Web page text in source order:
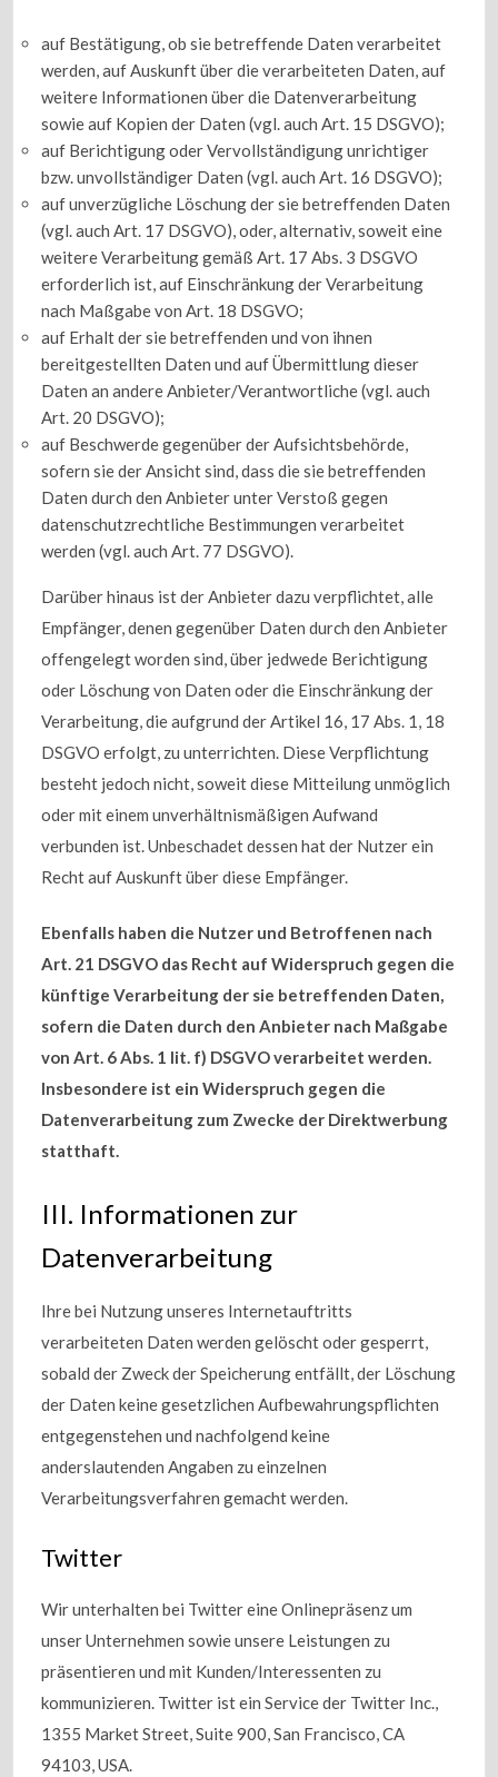
auf Bestätigung, ob sie betreffende Daten verarbeitet
werden, auf Auskunft über die verarbeiteten Daten, auf
weitere Informationen über die Datenverarbeitung
sowie auf Kopien der Daten (vgl. auch Art. 15 DSGVO);
auf Berichtigung oder Vervollständigung unrichtiger
bzw. unvollständiger Daten (vgl. auch Art. 16 DSGVO);
auf unverzügliche Löschung der sie betreffenden Daten
(vgl. auch Art. 17 DSGVO), oder, alternativ, soweit eine
weitere Verarbeitung gemäß Art. 17 Abs. 3 DSGVO
erforderlich ist, auf Einschränkung der Verarbeitung
nach Maßgabe von Art. 18 DSGVO;
auf Erhalt der sie betreffenden und von ihnen
bereitgestellten Daten und auf Übermittlung dieser
Daten an andere Anbieter/Verantwortliche (vgl. auch
Art. 20 DSGVO);
auf Beschwerde gegenüber der Aufsichtsbehörde,
sofern sie der Ansicht sind, dass die sie betreffenden
Daten durch den Anbieter unter Verstoß gegen
datenschutzrechtliche Bestimmungen verarbeitet
werden (vgl. auch Art. 77 DSGVO).
Darüber hinaus ist der Anbieter dazu verpflichtet, alle
Empfänger, denen gegenüber Daten durch den Anbieter
offengelegt worden sind, über jedwede Berichtigung
oder Löschung von Daten oder die Einschränkung der
Verarbeitung, die aufgrund der Artikel 16, 17 Abs. 1, 18
DSGVO erfolgt, zu unterrichten. Diese Verpflichtung
besteht jedoch nicht, soweit diese Mitteilung unmöglich
oder mit einem unverhältnismäßigen Aufwand
verbunden ist. Unbeschadet dessen hat der Nutzer ein
Recht auf Auskunft über diese Empfänger.
Ebenfalls haben die Nutzer und Betroffenen nach
Art. 21 DSGVO das Recht auf Widerspruch gegen die
künftige Verarbeitung der sie betreffenden Daten,
sofern die Daten durch den Anbieter nach Maßgabe
von Art. 6 Abs. 1 lit. f) DSGVO verarbeitet werden.
Insbesondere ist ein Widerspruch gegen die
Datenverarbeitung zum Zwecke der Direktwerbung
statthaft.
III. Informationen zur
Datenverarbeitung
Ihre bei Nutzung unseres Internetauftritts
verarbeiteten Daten werden gelöscht oder gesperrt,
sobald der Zweck der Speicherung entfällt, der Löschung
der Daten keine gesetzlichen Aufbewahrungspflichten
entgegenstehen und nachfolgend keine
anderslautenden Angaben zu einzelnen
Verarbeitungsverfahren gemacht werden.
Twitter
Wir unterhalten bei Twitter eine Onlinepräsenz um
unser Unternehmen sowie unsere Leistungen zu
präsentieren und mit Kunden/Interessenten zu
kommunizieren. Twitter ist ein Service der Twitter Inc.,
1355 Market Street, Suite 900, San Francisco, CA
94103, USA.